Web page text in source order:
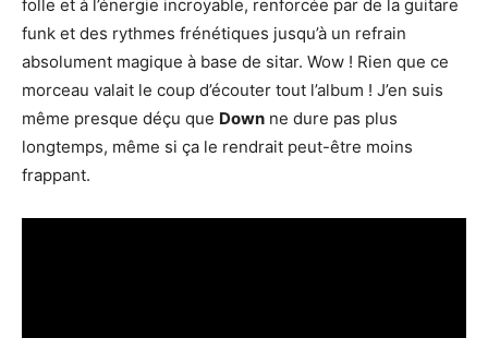
folle et à l’énergie incroyable, renforcée par de la guitare
funk et des rythmes frénétiques jusqu’à un refrain
absolument magique à base de sitar. Wow ! Rien que ce
morceau valait le coup d’écouter tout l’album ! J’en suis
même presque déçu que Down ne dure pas plus
longtemps, même si ça le rendrait peut-être moins
frappant.